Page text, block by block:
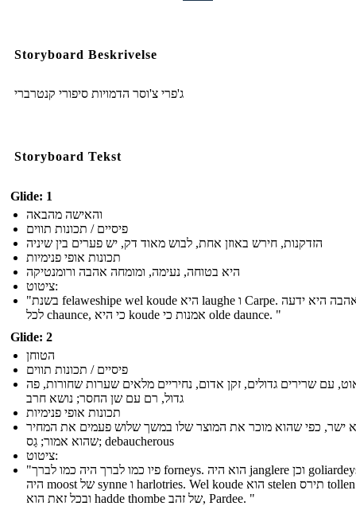
Storyboard Beskrivelse
ג'פרי צ'וסר הדמויות סיפורי קנטרברי
Storyboard Tekst
Glide: 1
והאישה מהבאה
פיסיים / תכונות תווים
הזדקנות, חירש באוזן אחת, לבוש מאוד דק, יש פערים בין שיניה
תכונות אופי פנימיות
היא בטוחה, נעימה, ומומחה אהבה ורומנטיקה
ציטוט:
"בשנת felaweshipe wel koude היא laughe ו Carpe. סעדי אהבה היא ידעה
לכל chaunce, כי היא koude אמנות כי olde daunce. "
Glide: 2
הטוחן
פיסיים / תכונות תווים
עם שרירים גדולים, זקן אדום, נחיריים מלאים שערות שחורות, פה
גדול, רם עם שן החסר; נושא חרב
תכונות אופי פנימיות
ישר, כפי שהוא מוכר את המוצר שלו במשך שלוש פעמים את המחיר
שהוא אמור; גַס; debaucherous
ציטוט:
"פיו כמו לברך היה כמו לברך forneys. הוא היה janglere וכן goliardeys, וזה
היה moost של synne ו harlotries. Wel koude הוא stelen תירס tollen thries;
ובכל זאת הוא hadde thombe של זהב, Pardee. "